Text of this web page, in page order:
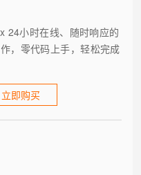
24小时在线、随时响应的
，零代码上手，轻松完成
立即购买